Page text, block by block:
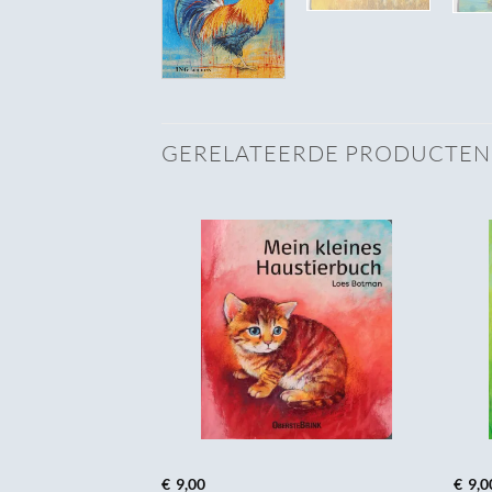
GERELATEERDE PRODUCTEN
€ 9,00 €